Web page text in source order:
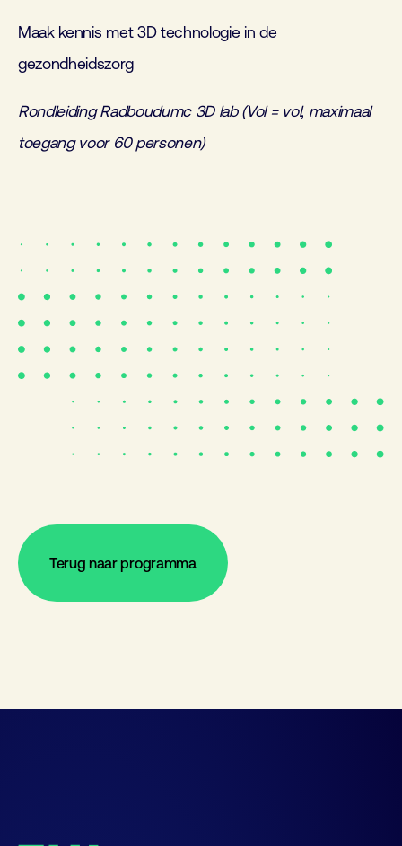
Terug naar programma
Maak kennis met 3D technologie in de
gezondheidszorg
Rondleiding Radboudumc 3D lab (Vol = vol, maximaal
toegang voor 60 personen)